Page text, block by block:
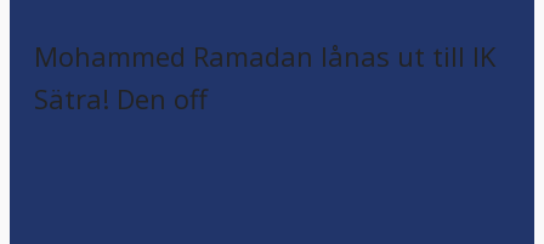
Mohammed Ramadan lånas ut till IK
Sätra! Den off